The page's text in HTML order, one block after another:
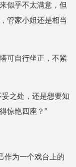
似乎不太满意，但
管家小姐还是相当
可自行坐正，不紧
之处，还是想要知
惊艳四座？”
作为一个戏台上的